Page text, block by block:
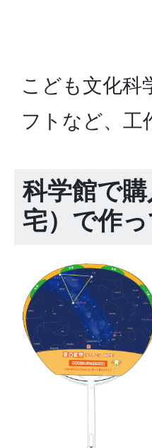
こども文化科
フトなど、工
科学館で
宅）で作っ